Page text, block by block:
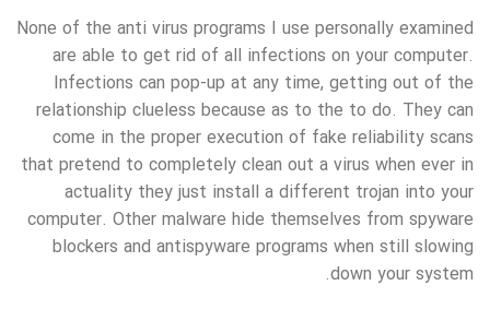
None of the anti virus programs I use personally examined
are able to get rid of all infections on your computer.
Infections can pop-up at any time, getting out of the
relationship clueless because as to the to do. They can
come in the proper execution of fake reliability scans
that pretend to completely clean out a virus when ever in
actuality they just install a different trojan into your
computer. Other malware hide themselves from spyware
blockers and antispyware programs when still slowing
down your system.